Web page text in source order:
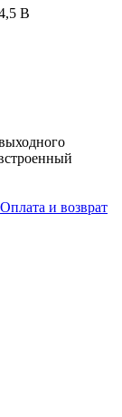
В
Оплата и возврат